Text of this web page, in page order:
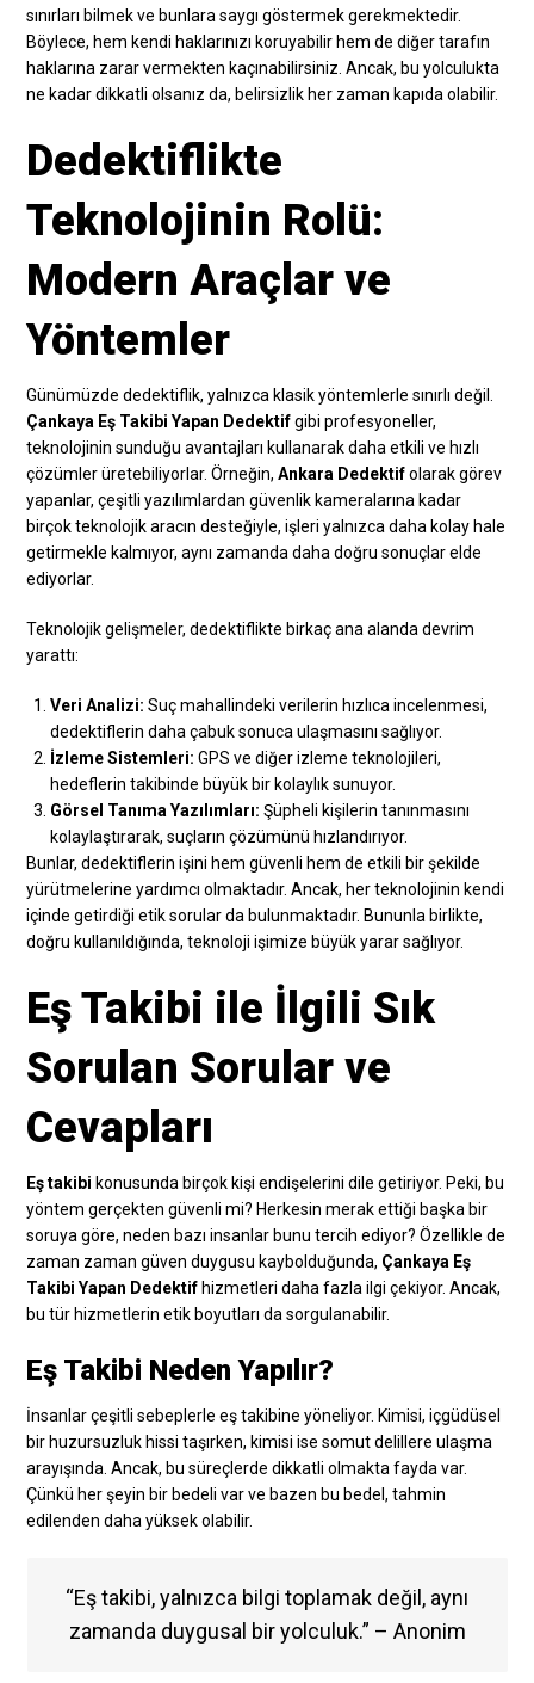
sınırları bilmek ve bunlara saygı göstermek gerekmektedir.
Böylece, hem kendi haklarınızı koruyabilir hem de diğer tarafın
haklarına zarar vermekten kaçınabilirsiniz. Ancak, bu yolculukta
ne kadar dikkatli olsanız da, belirsizlik her zaman kapıda olabilir.
Dedektiflikte
Teknolojinin Rolü:
Modern Araçlar ve
Yöntemler
Günümüzde dedektiflik, yalnızca klasik yöntemlerle sınırlı değil.
Çankaya Eş Takibi Yapan Dedektifgibi profesyoneller,
teknolojinin sunduğu avantajları kullanarak daha etkili ve hızlı
çözümler üretebiliyorlar. Örneğin,Ankara Dedektifolarak görev
yapanlar, çeşitli yazılımlardan güvenlik kameralarına kadar
birçok teknolojik aracın desteğiyle, işleri yalnızca daha kolay hale
getirmekle kalmıyor, aynı zamanda daha doğru sonuçlar elde
ediyorlar.
Teknolojik gelişmeler, dedektiflikte birkaç ana alanda devrim
yarattı:
Veri Analizi: Suç mahallindeki verilerin hızlıca incelenmesi,
dedektiflerin daha çabuk sonuca ulaşmasını sağlıyor.
İzleme Sistemleri: GPS ve diğer izleme teknolojileri,
hedeflerin takibinde büyük bir kolaylık sunuyor.
Görsel Tanıma Yazılımları: Şüpheli kişilerin tanınmasını
kolaylaştırarak, suçların çözümünü hızlandırıyor.
Bunlar, dedektiflerin işini hem güvenli hem de etkili bir şekilde
yürütmelerine yardımcı olmaktadır. Ancak, her teknolojinin kendi
içinde getirdiği etik sorular da bulunmaktadır. Bununla birlikte,
doğru kullanıldığında, teknoloji işimize büyük yarar sağlıyor.
Eş Takibi ile İlgili Sık
Sorulan Sorular ve
Cevapları
Eş takibi konusunda birçok kişi endişelerini dile getiriyor. Peki, bu
yöntem gerçekten güvenli mi? Herkesin merak ettiği başka bir
soruya göre, neden bazı insanlar bunu tercih ediyor? Özellikle de
zaman zaman güven duygusu kaybolduğunda, Çankaya Eş
Takibi Yapan Dedektif hizmetleri daha fazla ilgi çekiyor. Ancak,
bu tür hizmetlerin etik boyutları da sorgulanabilir.
Eş Takibi Neden Yapılır?
İnsanlar çeşitli sebeplerle eş takibine yöneliyor. Kimisi, içgüdüsel
bir huzursuzluk hissi taşırken, kimisi ise somut delillere ulaşma
arayışında. Ancak, bu süreçlerde dikkatli olmakta fayda var.
Çünkü her şeyin bir bedeli var ve bazen bu bedel, tahmin
edilenden daha yüksek olabilir.
“Eş takibi, yalnızca bilgi toplamak değil, aynı
zamanda duygusal bir yolculuk.” – Anonim